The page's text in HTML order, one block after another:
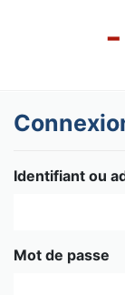
Identifiant ou
Mot de passe